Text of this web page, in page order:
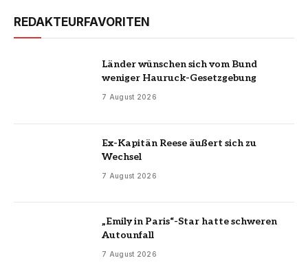
REDAKTEURFAVORITEN
Länder wünschen sich vom Bund
weniger Hauruck-Gesetzgebung
7 August 2026
Ex-Kapitän Reese äußert sich zu
Wechsel
7 August 2026
„Emily in Paris“-Star hatte schweren
Autounfall
7 August 2026